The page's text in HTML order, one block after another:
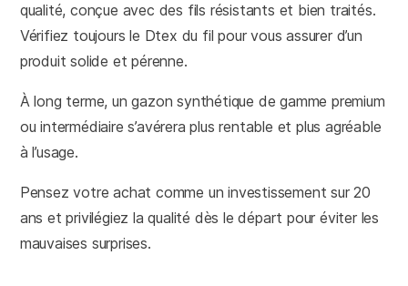
qualité, conçue avec des fils résistants et bien traités.
Vérifiez toujours le Dtex du fil pour vous assurer d’un
produit solide et pérenne.
À long terme, un gazon synthétique de gamme premium
ou intermédiaire s’avérera plus rentable et plus agréable
à l’usage.
Pensez votre achat comme un investissement sur 20
ans et privilégiez la qualité dès le départ pour éviter les
mauvaises surprises.